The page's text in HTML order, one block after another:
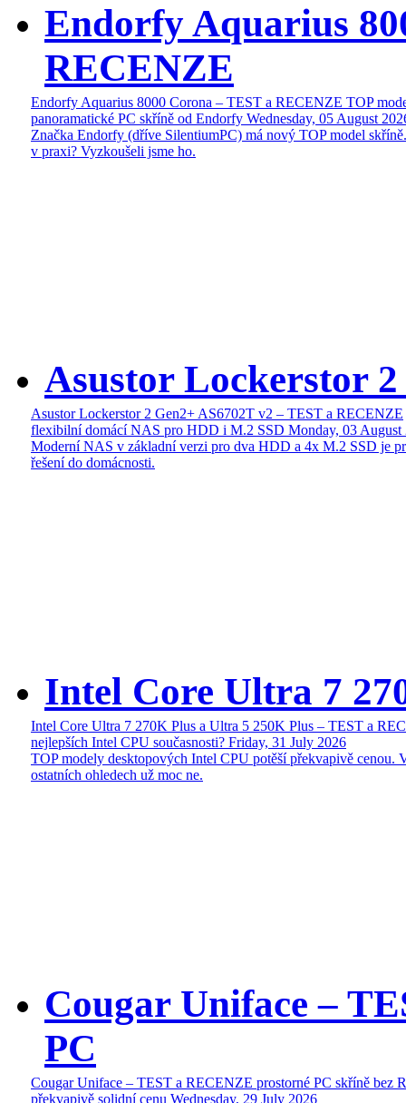
Endorfy Aquarius
RECENZE
Endorfy Aquarius 8000 Corona – TEST a RECENZE TOP
panoramatické PC skříně od Endorfy Wednesday, 05 August
Značka Endorfy (dříve SilentiumPC) má nový TOP model
v praxi? Vyzkoušeli jsme ho.
Asustor Lockerstor
Asustor Lockerstor 2 Gen2+ AS6702T v2 – TEST a RECENZE
flexibilní domácí NAS pro HDD i M.2 SSD Monday, 03 August
Moderní NAS v základní verzi pro dva HDD a 4x M.2 SSD je
řešení do domácnosti.
Intel Core Ultra 7
Intel Core Ultra 7 270K Plus a Ultra 5 250K Plus – TEST a
nejlepších Intel CPU současnosti? Friday, 31 July 2026
TOP modely desktopových Intel CPU potěší překvapivě cenou.
ostatních ohledech už moc ne.
Cougar Uniface –
PC
Cougar Uniface – TEST a RECENZE prostorné PC skříně bez
překvapivě solidní cenu Wednesday, 29 July 2026